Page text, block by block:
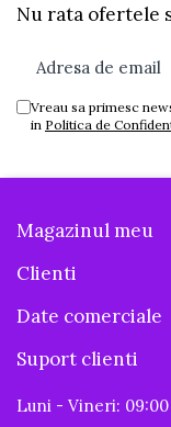
Nu rata ofertele
Vreau sa primesc
in Politica de
Magazinul meu
Clienti
Date comerciale
Suport clienti
Luni - Vineri: 09:00